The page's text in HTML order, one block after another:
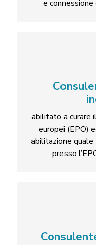
e
abilitato a curare
europei (EPO)
abilitazione
presso